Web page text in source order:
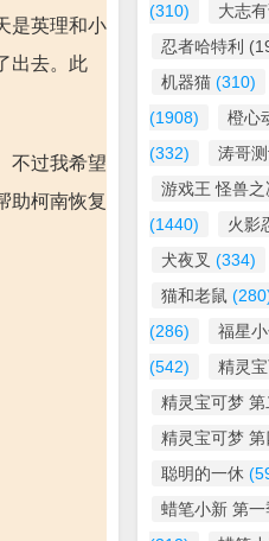
是英理和小
出去。此
不过我希望
助柯南恢复
(310)
大志
忍者哈特利
机器猫 (310)
(1908)
橙心
(332)
涛哥
游戏王 怪兽之
(1440)
火影
犬夜叉 (334)
猫和老鼠
(286)
福星
(542)
精灵
精灵宝可梦 第
精灵宝可梦 第
聪明的一休
蜡笔小新 第一